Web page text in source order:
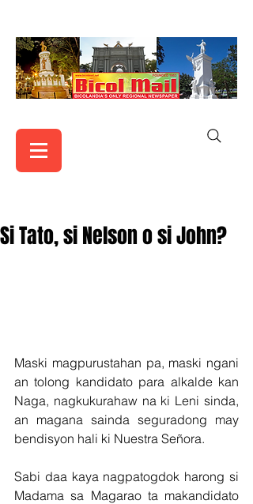
Si Tato, si Nelson o si John?
Maski magpurustahan pa, maski ngani
an tolong kandidato para alkalde kan
Naga, nagkukurahaw na ki Leni sinda,
an magana sainda seguradong may
bendisyon hali ki Nuestra Señora.
Sabi daa kaya nagpatogdok harong si
Madama sa Magarao ta makandidato